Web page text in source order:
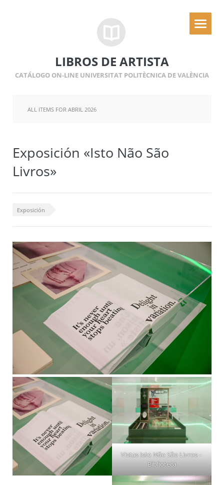
LIBROS DE ARTISTA
CATÁLOGO ON-LINE UNIVERSITAT POLITÈCNICA DE VALÈNCIA
ALL ITEMS FOR ABRIL 2026
Exposición «Isto Não São
Livros»
Exposición
Vistas Isto Não São Livros –
Biblioteca